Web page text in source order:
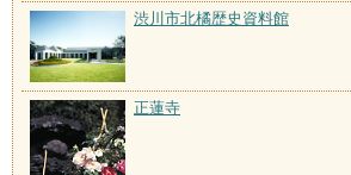
渋川市北橘歴史資料館
正蓮寺